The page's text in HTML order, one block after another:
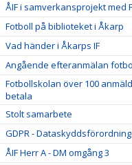
ÅIF i samverkansprojekt med
Fotboll på biblioteket i Åkarp
Vad händer i Åkarps IF
Angående efteranmälan
Fotbollskolan över 100
betala
Stolt samarbete
GDPR -
ÅIF Herr A - DM omgång 3